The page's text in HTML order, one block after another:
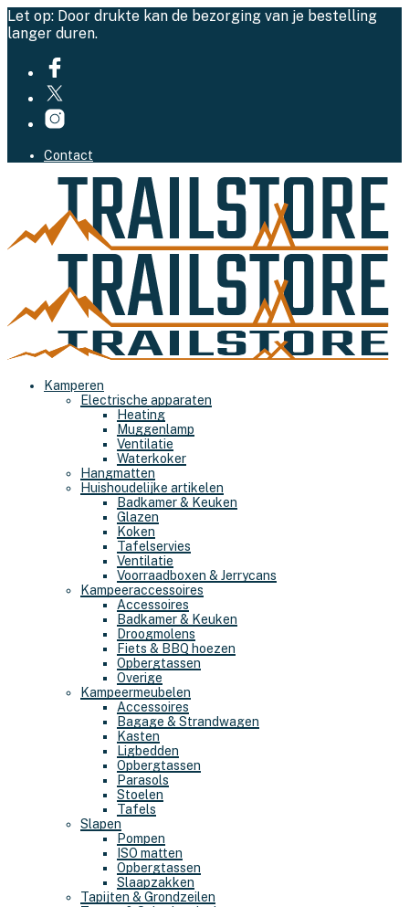
Let op: Door drukte kan de bezorging van je bestelling
langer duren.
Contact
Kamperen
Electrische apparaten
Heating
Muggenlamp
Ventilatie
Waterkoker
Hangmatten
Huishoudelijke artikelen
Badkamer & Keuken
Glazen
Koken
Tafelservies
Ventilatie
Voorraadboxen & Jerrycans
Kampeeraccessoires
Accessoires
Badkamer & Keuken
Droogmolens
Fiets & BBQ hoezen
Opbergtassen
Overige
Kampeermeubelen
Accessoires
Bagage & Strandwagen
Kasten
Ligbedden
Opbergtassen
Parasols
Stoelen
Tafels
Slapen
Pompen
ISO matten
Opbergtassen
Slaapzakken
Tapijten & Grondzeilen